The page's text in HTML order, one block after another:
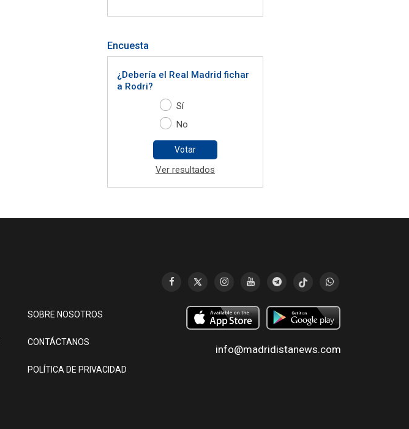
Encuesta
¿Debería el Real Madrid fichar
a Rodri?
Sí
No
Votar
Ver resultados
SOBRE NOSOTROS
CONTÁCTANOS
POLÍTICA DE PRIVACIDAD
info@madridistanews.com